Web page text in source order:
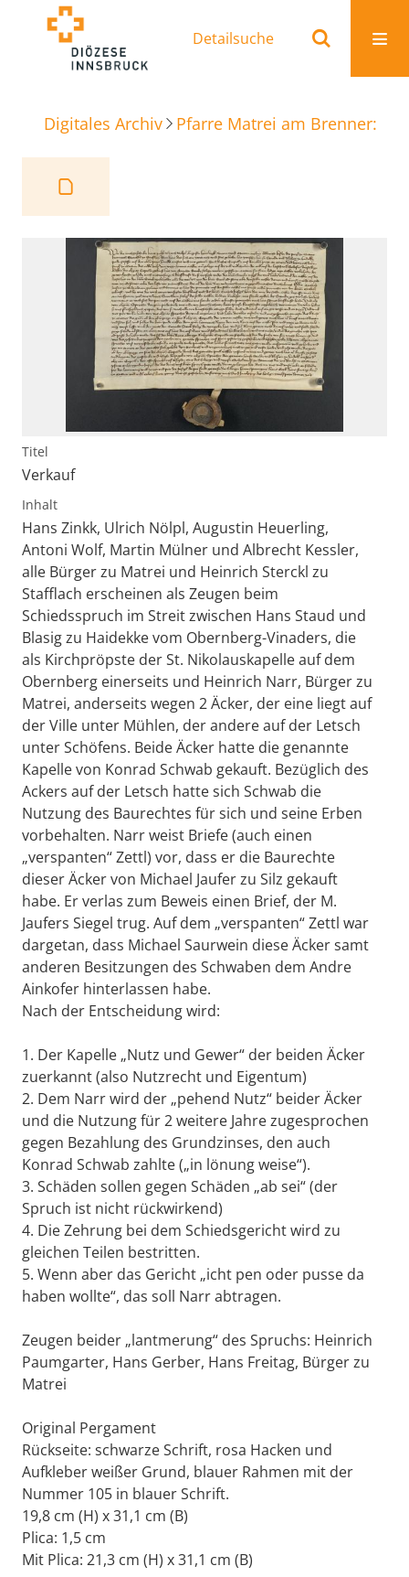
Detailsuche
Digitales Archiv Pfarre Matrei am Brenner:
Titel
Verkauf
Inhalt
Hans Zinkk, Ulrich Nölpl, Augustin Heuerling,
Antoni Wolf, Martin Mülner und Albrecht Kessler,
alle Bürger zu Matrei und Heinrich Sterckl zu
Stafflach erscheinen als Zeugen beim
Schiedsspruch im Streit zwischen Hans Staud und
Blasig zu Haidekke vom Obernberg-Vinaders, die
als Kirchpröpste der St. Nikolauskapelle auf dem
Obernberg einerseits und Heinrich Narr, Bürger zu
Matrei, anderseits wegen 2 Äcker, der eine liegt auf
der Ville unter Mühlen, der andere auf der Letsch
unter Schöfens. Beide Äcker hatte die genannte
Kapelle von Konrad Schwab gekauft. Bezüglich des
Ackers auf der Letsch hatte sich Schwab die
Nutzung des Baurechtes für sich und seine Erben
vorbehalten. Narr weist Briefe (auch einen
„verspanten“ Zettl) vor, dass er die Baurechte
dieser Äcker von Michael Jaufer zu Silz gekauft
habe. Er verlas zum Beweis einen Brief, der M.
Jaufers Siegel trug. Auf dem „verspanten“ Zettl war
dargetan, dass Michael Saurwein diese Äcker samt
anderen Besitzungen des Schwaben dem Andre
Ainkofer hinterlassen habe.
Nach der Entscheidung wird:
1. Der Kapelle „Nutz und Gewer“ der beiden Äcker
zuerkannt (also Nutzrecht und Eigentum)
2. Dem Narr wird der „pehend Nutz“ beider Äcker
und die Nutzung für 2 weitere Jahre zugesprochen
gegen Bezahlung des Grundzinses, den auch
Konrad Schwab zahlte („in lönung weise“).
3. Schäden sollen gegen Schäden „ab sei“ (der
Spruch ist nicht rückwirkend)
4. Die Zehrung bei dem Schiedsgericht wird zu
gleichen Teilen bestritten.
5. Wenn aber das Gericht „icht pen oder pusse da
haben wollte“, das soll Narr abtragen.
Zeugen beider „lantmerung“ des Spruchs: Heinrich
Paumgarter, Hans Gerber, Hans Freitag, Bürger zu
Matrei
Original Pergament
Rückseite: schwarze Schrift, rosa Hacken und
Aufkleber weißer Grund, blauer Rahmen mit der
Nummer 105 in blauer Schrift.
19,8 cm (H) x 31,1 cm (B)
Plica: 1,5 cm
Mit Plica: 21,3 cm (H) x 31,1 cm (B)